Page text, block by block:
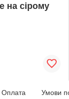
на сірому
Оплата Умови